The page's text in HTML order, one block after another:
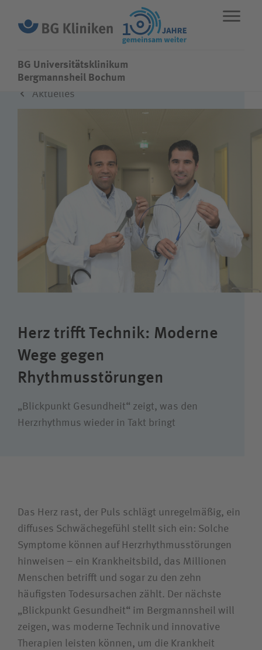
BG Universitätsklinikum
STANDORTE ENGLISHNOTFALL
Fachbereiche
Leistungen
Über uns
Karriere
Besucherin/Besucher
Unfallversicherungsträger
Zuweiserin/Zuweiser
Bewerberin/Bewerber
BG Universitätsklinikum
Bergmannsheil Bochum
Aktuelles
Herz trifft Technik: Moderne
Wege gegen
Rhythmusstörungen
„Blickpunkt Gesundheit“ zeigt, was den
Herzrhythmus wieder in Takt bringt
Das Herz rast, der Puls schlägt unregelmäßig, ein
diffuses Schwächegefühl stellt sich ein: Solche
Symptome können auf Herzrhythmusstörungen
hinweisen – ein Krankheitsbild, das Millionen
Menschen betrifft und sogar zu den zehn
häufigsten Todesursachen zählt. Der nächste
„Blickpunkt Gesundheit“ im Bergmannsheil will
zeigen, was moderne Technik und innovative
Therapien leisten können, um die Krankheit